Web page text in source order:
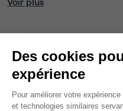
Bureau
poste •
390 €
Des cookies
expérience
Plateforme de
Pour améliorer votre
et technologies similaires